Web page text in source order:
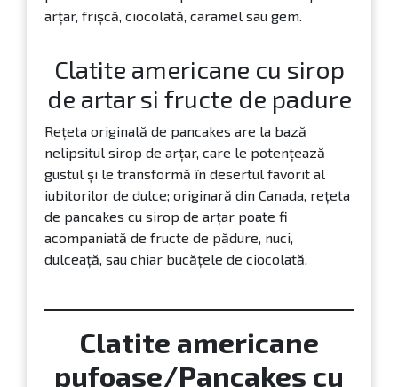
nutella)
ciocolată sau Nutella sunt poate cea mai
îndrăgită variațiune a rețetei, fiind ușor de
realizat și având o aromă savuroasă, iar sosul
de ciocolată e ușor de făcut și în casă. Clătitele
se decorează cu feliuțe subțiri de banană și sos
de ciocolată sau Nutella, iar opțional putem
adăuga nuci și o linguriță de coniac pentru un
plus de savoare. Mai pot fi servite cu sirop de
arţar, frişcă, ciocolată, caramel sau gem.
Rețeta originală de pancakes are la bază
nelipsitul sirop de arțar, care le potențează